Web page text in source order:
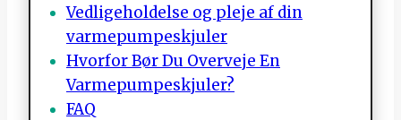
Vedligeholdelse og pleje af din
varmepumpeskjuler
Hvorfor Bør Du Overveje En
Varmepumpeskjuler?
FAQ